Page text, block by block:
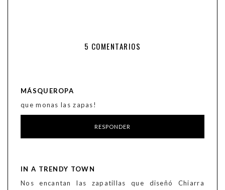
5 COMENTARIOS
MÁSQUEROPA
que monas las zapas!
RESPONDER
IN A TRENDY TOWN
Nos encantan las zapatillas que diseñó Chiarra